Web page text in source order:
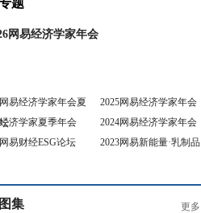
题
易经济学家年会夏
2025网易经济学家年会
济学家夏季年会
2024网易经济学家年会
易财经ESG论坛
2023网易新能量·乳制品
集 更多